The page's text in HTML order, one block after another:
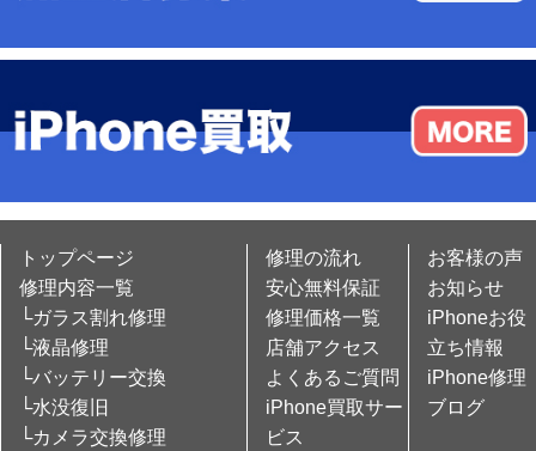
トップページ
修理内容一覧
└ガラス割れ修理
└液晶修理
└バッテリー交換
└水没復旧
└カメラ交換修理
修理の流れ
安心無料保証
修理価格一覧
店舗アクセス
よくあるご質問
iPhone買取サー
ビス
お客様の声
お知らせ
iPhoneお役
立ち情報
iPhone修理
ブログ